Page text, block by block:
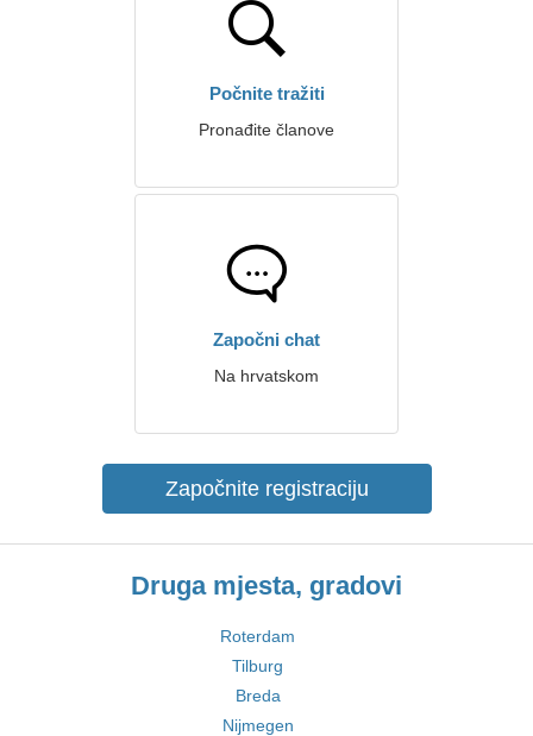
Počnite tražiti
Pronađite članove
Započni chat
Na hrvatskom
Započnite registraciju
Druga mjesta, gradovi
Roterdam
Tilburg
Breda
Nijmegen